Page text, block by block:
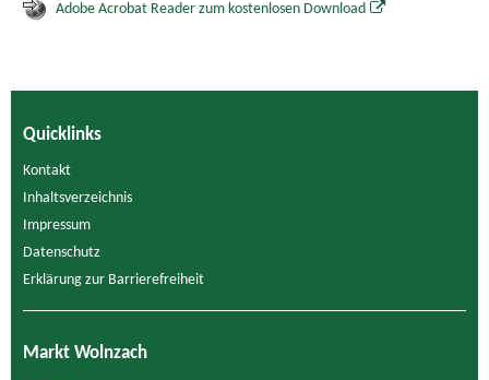
Adobe Acrobat Reader zum kostenlosen Download
Quicklinks
Kontakt
Inhaltsverzeichnis
Impressum
Datenschutz
Erklärung zur Barrierefreiheit
Markt Wolnzach